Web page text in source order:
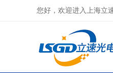
您好，欢迎进入上海立